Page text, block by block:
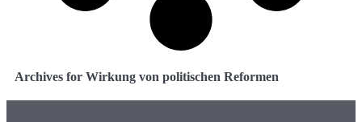
Archives for Wirkung von politischen Reformen